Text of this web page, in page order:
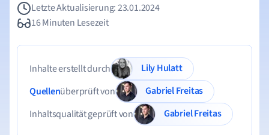
Letzte Aktualisierung: 23.01.2024
16 Minuten Lesezeit
Inhalte erstellt durch
Lily Hulatt
Quellenüberprüft von
Gabriel Freitas
Inhaltsqualität geprüft von
Gabriel Freitas